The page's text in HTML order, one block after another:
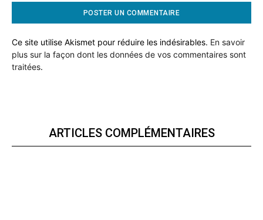
Ce site utilise Akismet pour réduire les indésirables. En savoir
plus sur la façon dont les données de vos commentaires sont
traitées.
ARTICLES COMPLÉMENTAIRES